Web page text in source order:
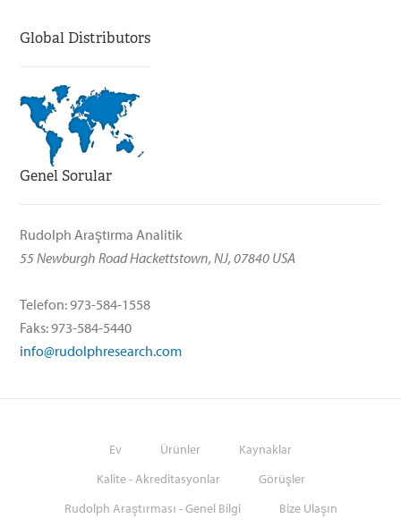
Global Distributors
Genel Sorular
Rudolph Araştırma Analitik
55 Newburgh Road Hackettstown, NJ, 07840 USA
Telefon: 973-584-1558
Faks: 973-584-5440
info@rudolphresearch.com
Ev Ürünler
Kaynaklar
Kalite - Akreditasyonlar
Görüşler
Rudolph Araştırması - Genel Bilgi
Bize Ulaşın